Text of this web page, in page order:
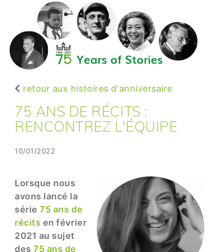
retour aux histoires d'anniversaire
75 ANS DE RÉCITS :
RENCONTREZ L'ÉQUIPE
10/01/2022
Lorsque nous
avons lancé la
série75 ans de
récits en février
2021 au sujet
des75 ans de